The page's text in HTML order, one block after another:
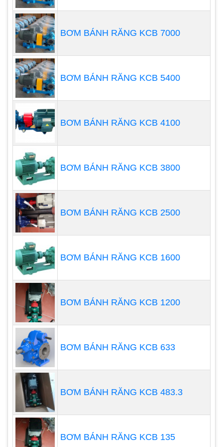
xi-lanh dài, có cơ chế vận chuyển dạng hỗn hợp.
Động cơ bơm lắp nối với một rotor trục vít được
đặt kín trong một stator đàn hồi. Bơm trục vít
chuyên sử dụng với chất bơm có độ nhớt cao, có
chứa hóa chất tính ăn mòn cao.
Bơm màng
thế lớn khi bơm hóa chất. Máy được thiết kế chống
lại sự ăn mòn cực kỳ tốt. Máy không sử dụng phớt
và không cần bôi trơn khi hoạt động, giúp loại bỏ
nguy cơ rò rỉ và nhiễm chất bơm. Bên cạnh đó
máy cũng được thiết kế van kiểm tra tại cổng xả,
giúp ngăn dòng chất lỏng chảy ngược.
Bơm định lượng: là một dạng bơm thể tích có kích
BƠM BÁNH RĂNG KCB 7000
BƠM BÁNH RĂNG KCB 5400
BƠM BÁNH RĂNG KCB 4100
BƠM BÁNH RĂNG KCB 3800
BƠM BÁNH RĂNG KCB 2500
BƠM BÁNH RĂNG KCB 1600
BƠM BÁNH RĂNG KCB 1200
BƠM BÁNH RĂNG KCB 633
BƠM BÁNH RĂNG KCB 483.3
BƠM BÁNH RĂNG KCB 135